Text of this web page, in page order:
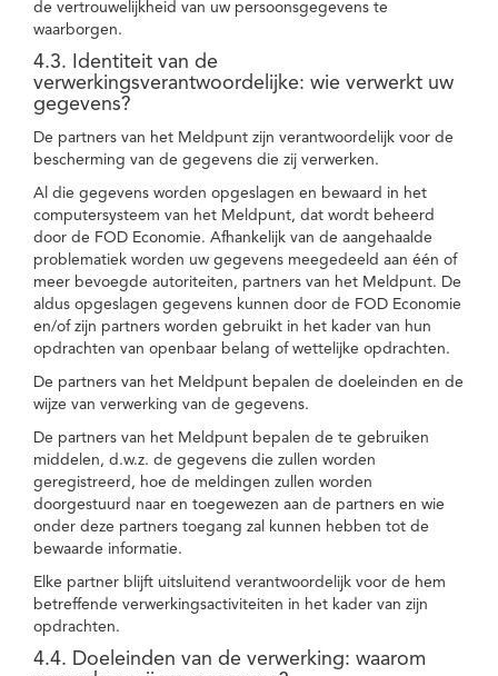
de vertrouwelijkheid van uw persoonsgegevens te
waarborgen.
4.3. Identiteit van de
verwerkingsverantwoordelijke: wie verwerkt uw
gegevens?
De partners van het Meldpunt zijn verantwoordelijk voor de
bescherming van de gegevens die zij verwerken.
Al die gegevens worden opgeslagen en bewaard in het
computersysteem van het Meldpunt, dat wordt beheerd
door de FOD Economie. Afhankelijk van de aangehaalde
problematiek worden uw gegevens meegedeeld aan één of
meer bevoegde autoriteiten, partners van het Meldpunt. De
aldus opgeslagen gegevens kunnen door de FOD Economie
en/of zijn partners worden gebruikt in het kader van hun
opdrachten van openbaar belang of wettelijke opdrachten.
De partners van het Meldpunt bepalen de doeleinden en de
wijze van verwerking van de gegevens.
De partners van het Meldpunt bepalen de te gebruiken
middelen, d.w.z. de gegevens die zullen worden
geregistreerd, hoe de meldingen zullen worden
doorgestuurd naar en toegewezen aan de partners en wie
onder deze partners toegang zal kunnen hebben tot de
bewaarde informatie.
Elke partner blijft uitsluitend verantwoordelijk voor de hem
betreffende verwerkingsactiviteiten in het kader van zijn
opdrachten.
4.4. Doeleinden van de verwerking: waarom